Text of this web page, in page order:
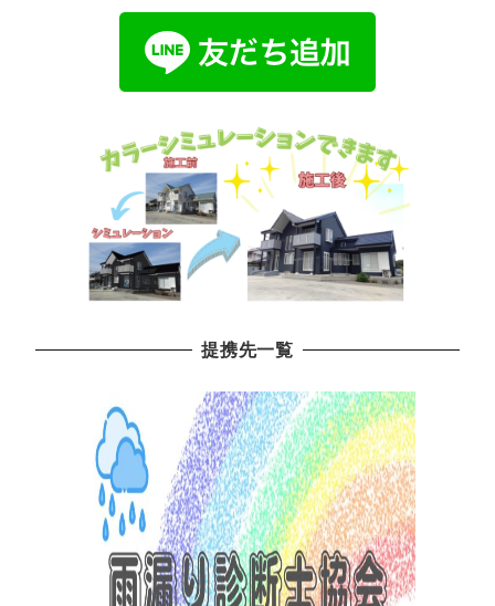
提携先一覧